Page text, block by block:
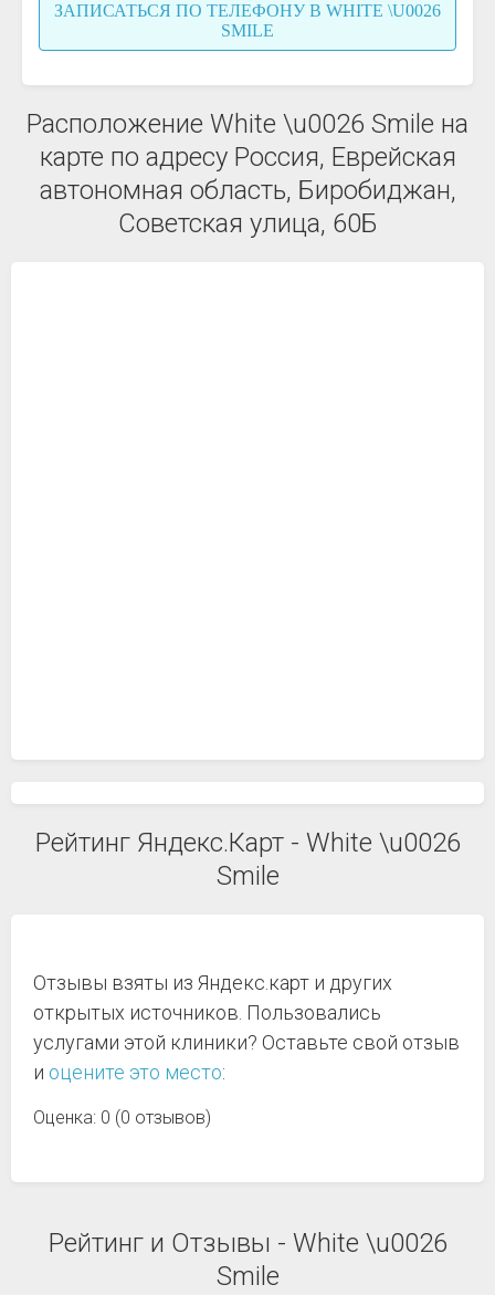
ЗАПИСАТЬСЯ ПО ТЕЛЕФОНУ В WHITE \U0026
SMILE
Расположение White \u0026 Smile на
карте по адресу Россия, Еврейская
автономная область, Биробиджан,
Советская улица, 60Б
Рейтинг Яндекс.Карт - White \u0026
Smile
Отзывы взяты из Яндекс.карт и других
открытых источников. Пользовались
услугами этой клиники? Оставьте свой отзыв
и оцените это место:
Оценка: 0 (0 отзывов)
Рейтинг и Отзывы - White \u0026
Smile